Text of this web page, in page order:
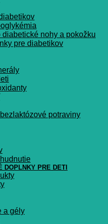
nohy a pokožku
pre diabetikov
potraviny
DOPLNKY PRE DETI
a gély